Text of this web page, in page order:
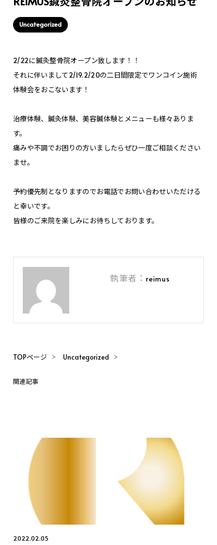
Uncategorized
2/22に鍼灸整骨院オープン致します！！
それに伴いまして2/19.2/20の二日間限定でワンコイン施術
体験会をおこないます！
治療体験、鍼灸体験、美容鍼体験とメニューも様々ありま
す。
痛みや不調でお困りの方いましたらぜひ一度ご相談ください
ませ。
予約優先制となりますのでお電話でお問い合わせいただける
と幸いです。
皆様のご来院を楽しみにお待ちしております。
執筆者： reimus
TOPページ Uncategorized
関連記事
2022.02.05